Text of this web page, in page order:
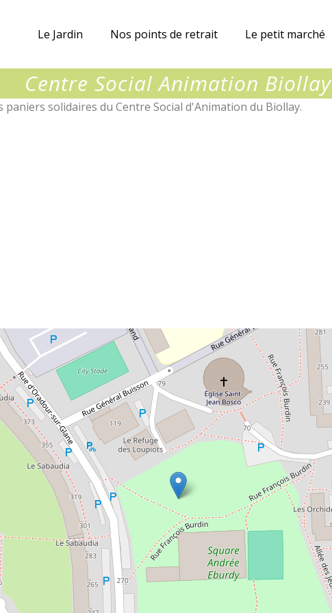
Le Jardin Nos points de retrait Le petit marché
Centre Social Animation Biollay
solidaires du Centre Social d'Animation du Biollay.